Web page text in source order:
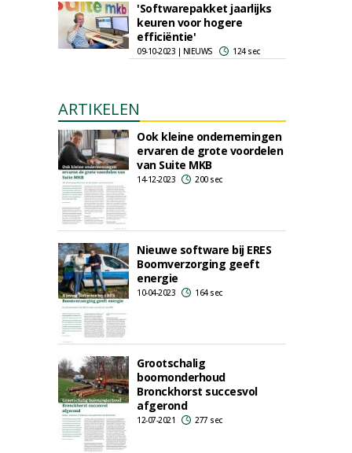
'Softwarepakket jaarlijks
keuren voor hogere
efficiëntie'
09-10-2023 | NIEUWS 124 sec
ARTIKELEN
Ook kleine ondernemingen
ervaren de grote voordelen
van Suite MKB
14-12-2023 200 sec
Nieuwe software bij ERES
Boomverzorging geeft
energie
10-04-2023 164 sec
Grootschalig
boomonderhoud
Bronckhorst succesvol
afgerond
12-07-2021 277 sec